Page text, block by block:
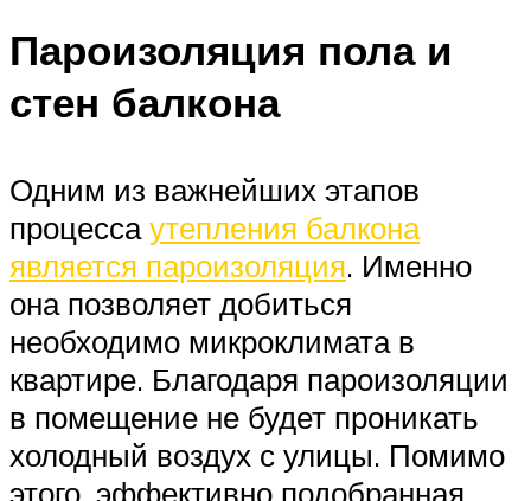
Пароизоляция пола и
стен балкона
Одним из важнейших этапов
процессаутепления балкона
является пароизоляция. Именно
она позволяет добиться
необходимо микроклимата в
квартире. Благодаря пароизоляции
в помещение не будет проникать
холодный воздух с улицы. Помимо
этого, эффективно подобранная